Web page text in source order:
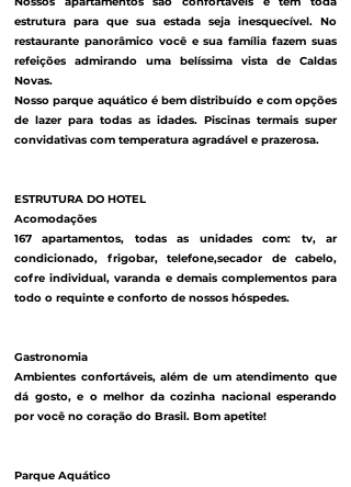
estrutura para que sua estada seja inesquecível. No
restaurante panorâmico você e sua família fazem suas
refeições admirando uma belíssima vista de Caldas
Novas.
Nosso parque aquático é bem distribuído e com opções
de lazer para todas as idades. Piscinas termais super
convidativas com temperatura agradável e prazerosa.
ESTRUTURA DO HOTEL
Acomodações
167 apartamentos, todas as unidades com: tv, ar
condicionado, frigobar, telefone,secador de cabelo,
cofre individual, varanda e demais complementos para
todo o requinte e conforto de nossos hóspedes.
Gastronomia
Ambientes confortáveis, além de um atendimento que
dá gosto, e o melhor da cozinha nacional esperando
por você no coração do Brasil. Bom apetite!
Parque Aquático